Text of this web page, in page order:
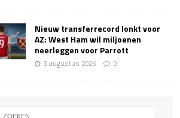
Nieuw transferrecord lonkt voor
AZ: West Ham wil miljoenen
neerleggen voor Parrott
3 augustus 2026 0